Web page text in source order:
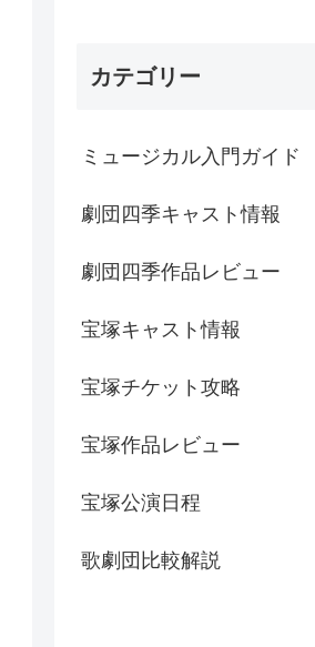
カテゴリー
ミュージカル入門ガイド
劇団四季キャスト情報
劇団四季作品レビュー
宝塚キャスト情報
宝塚チケット攻略
宝塚作品レビュー
宝塚公演日程
歌劇団比較解説